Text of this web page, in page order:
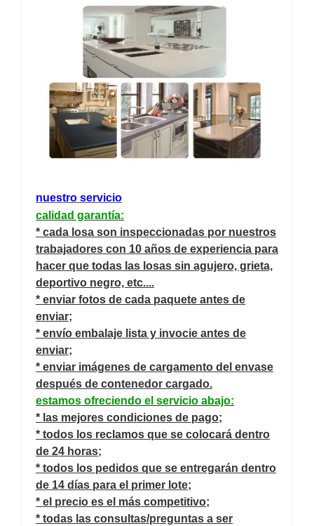
nuestro servicio
calidad garantía:
* cada losa son inspeccionadas por nuestros
trabajadores con 10 años de experiencia para
hacer que todas las losas sin agujero, grieta,
deportivo negro, etc....
* enviar fotos de cada paquete antes de
enviar;
* envío embalaje lista y invocie antes de
enviar;
* enviar imágenes de cargamento del envase
después de contenedor cargado.
estamos ofreciendo el servicio abajo:
* las mejores condiciones de pago;
* todos los reclamos que se colocará dentro
de 24 horas;
* todos los pedidos que se entregarán dentro
de 14 días para el primer lote;
* el precio es el más competitivo;
* todas las consultas/preguntas a ser